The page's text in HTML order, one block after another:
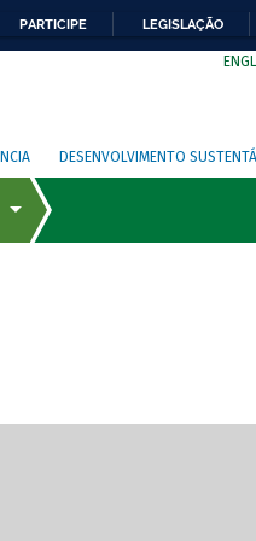
PARTICIPE LEGISLAÇÃO
DESENVOLVIMENTO
de